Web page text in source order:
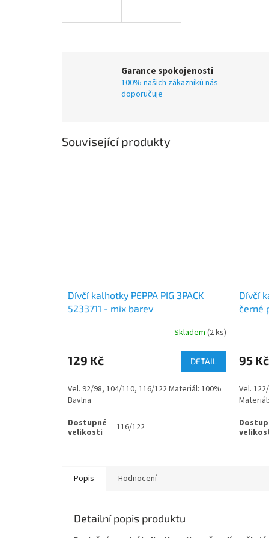
Garance spokojenosti
100% našich zákazníků nás
doporučuje
Související produkty
Dívčí kalhotky PEPPA PIG 3PACK
5233711 - mix barev
Skladem (2 ks)
129 Kč DETAIL
Vel. 92/98, 104/110, 116/122 Materiál: 100%
Bavlna
116/122
Dívčí
černé
95 Kč
Vel.
Popis Hodnocení
Detailní popis produktu